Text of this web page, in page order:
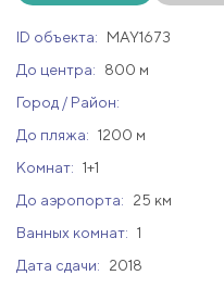
ID объекта:
MAY1673
До центра:
800 м
Город / Район:
До пляжа: 1200 м
Комнат: 1+1
До аэропорта:
25 км
Ванных комнат: 1
Дата сдачи:
2018